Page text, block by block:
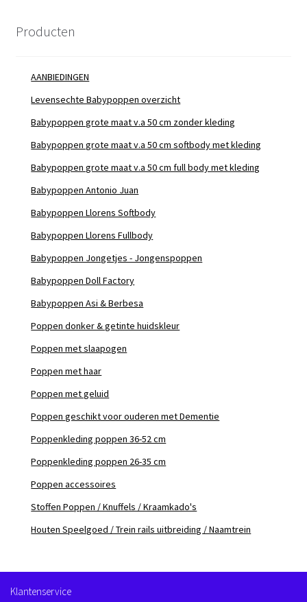
Producten
AANBIEDINGEN
Levensechte Babypoppen overzicht
Babypoppen grote maat v.a 50 cm zonder kleding
Babypoppen grote maat v.a 50 cm softbody met kleding
Babypoppen grote maat v.a 50 cm full body met kleding
Babypoppen Antonio Juan
Babypoppen Llorens Softbody
Babypoppen Llorens Fullbody
Babypoppen Jongetjes - Jongenspoppen
Babypoppen Doll Factory
Babypoppen Asi & Berbesa
Poppen donker & getinte huidskleur
Poppen met slaapogen
Poppen met haar
Poppen met geluid
Poppen geschikt voor ouderen met Dementie
Poppenkleding poppen 36-52 cm
Poppenkleding poppen 26-35 cm
Poppen accessoires
Stoffen Poppen / Knuffels / Kraamkado's
Houten Speelgoed / Trein rails uitbreiding / Naamtrein
Klantenservice